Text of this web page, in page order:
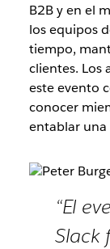
B2B y en el
los equipos
tiempo,
clientes. Los
este evento
conocer
entablar una
“El
Slack